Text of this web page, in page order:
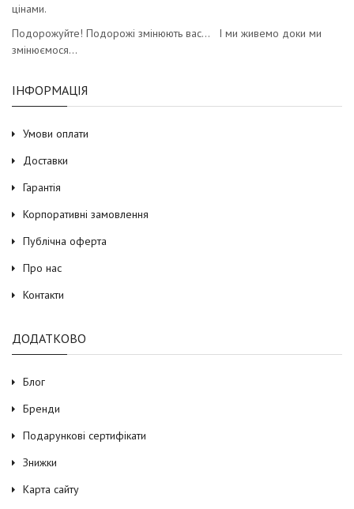
цінами.
Подорожуйте! Подорожі змінюють вас… І ми живемо доки ми
змінюємося…
ІНФОРМАЦІЯ
Умови оплати
Доставки
Гарантія
Корпоративні замовлення
Публічна оферта
Про нас
Контакти
ДОДАТКОВО
Блог
Бренди
Подарункові сертифікати
Знижки
Карта сайту